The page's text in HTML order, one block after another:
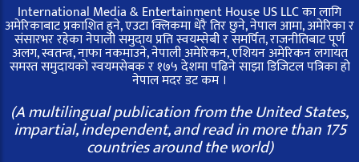
International Media & Entertainment House US LLC का लागि
अमेरिकाबाट प्रकाशित हुने, एउटा क्लिकमा धेरै तिर छुने, नेपाल आमा, अमेरिका र
संसारभर रहेका नेपाली समुदाय प्रति स्वयम्सेबी र समर्पित, राजनीतिबाट पूर्ण
अलग, स्वतन्त्र, नाफा नकमाउने, नेपाली अमेरिकन, एशियन अमेरिकन लगायत
समस्त समुदायको स्वयमसेबक र १७५ देशमा पढिने साझा डिजिटल पत्रिका हो
नेपाल मदर डट कम ।
(A multilingual publication from the United States,
impartial, independent, and read in more than 175
countries around the world)